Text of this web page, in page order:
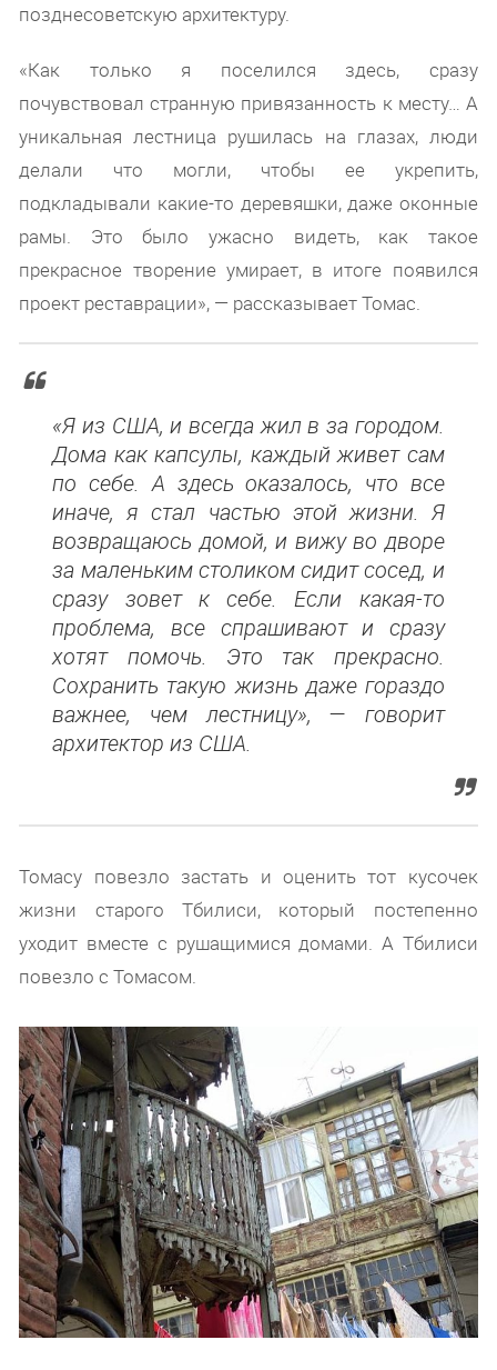
позднесоветскую архитектуру.
«Как только я поселился здесь, сразу
почувствовал странную привязанность к месту… А
уникальная лестница рушилась на глазах, люди
делали что могли, чтобы ее укрепить,
подкладывали какие-то деревяшки, даже оконные
рамы. Это было ужасно видеть, как такое
прекрасное творение умирает, в итоге появился
проект реставрации», — рассказывает Томас.
«Я из США, и всегда жил в за городом.
Дома как капсулы, каждый живет сам
по себе. А здесь оказалось, что все
иначе, я стал частью этой жизни. Я
возвращаюсь домой, и вижу во дворе
за маленьким столиком сидит сосед, и
сразу зовет к себе. Если какая-то
проблема, все спрашивают и сразу
хотят помочь. Это так прекрасно.
Сохранить такую жизнь даже гораздо
важнее, чем лестницу», — говорит
архитектор из США.
Томасу повезло застать и оценить тот кусочек
жизни старого Тбилиси, который постепенно
уходит вместе с рушащимися домами. А Тбилиси
повезло с Томасом.